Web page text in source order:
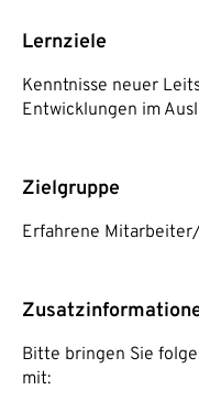
Lernziele
Kenntnisse neuer
Entwicklungen im
Zielgruppe
Erfahrene
Bitte bringen Sie
mit: